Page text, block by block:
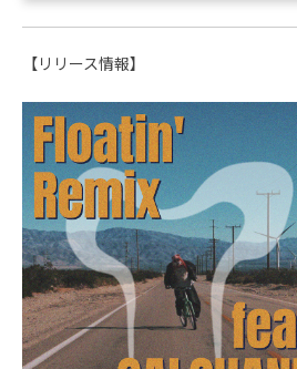
【リリース情報】